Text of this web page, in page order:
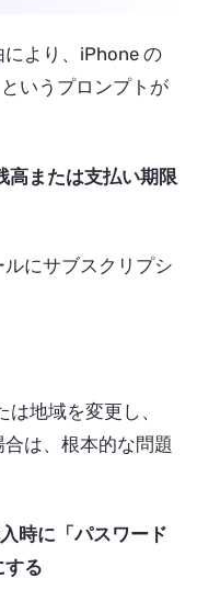
より、iPhone の
いうプロンプトが
高または支払い期限
にサブスクリプシ
地域を変更し、
は、根本的な問題
時に「パスワード
する